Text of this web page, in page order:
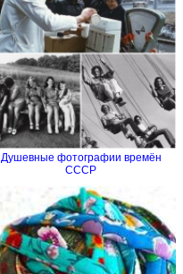
Душевные фотографии времён
СССР